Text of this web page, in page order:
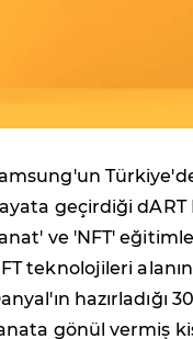
geçirdiği
ve 'NFT'
teknolojileri
gönül vermiş